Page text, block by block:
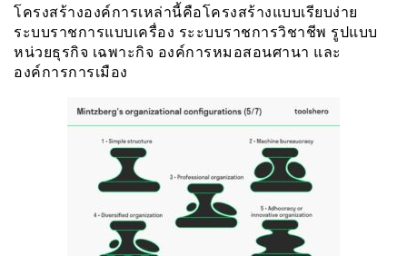
โครงสร้างองค์การเหล่านี้คือโครงสร้างแบบเรียบง่าย
ระบบราชการแบบเครื่อง ระะบบราชการวิชาชีพ รูปแบบ
หน่วยธุรกิจ เฉพาะกิจ องค์การหมอสอนศานา และ
องค์การการเมือง